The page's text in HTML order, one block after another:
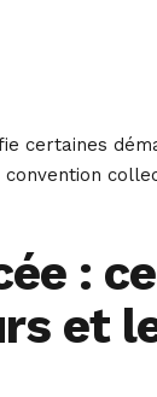
certaines
:
et